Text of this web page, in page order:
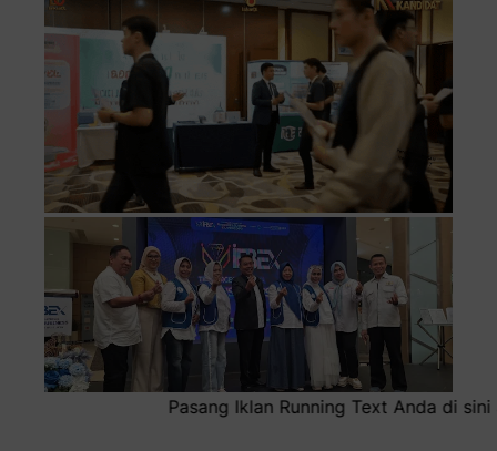
Text Anda di sini atau bisa juga sebagai iklan